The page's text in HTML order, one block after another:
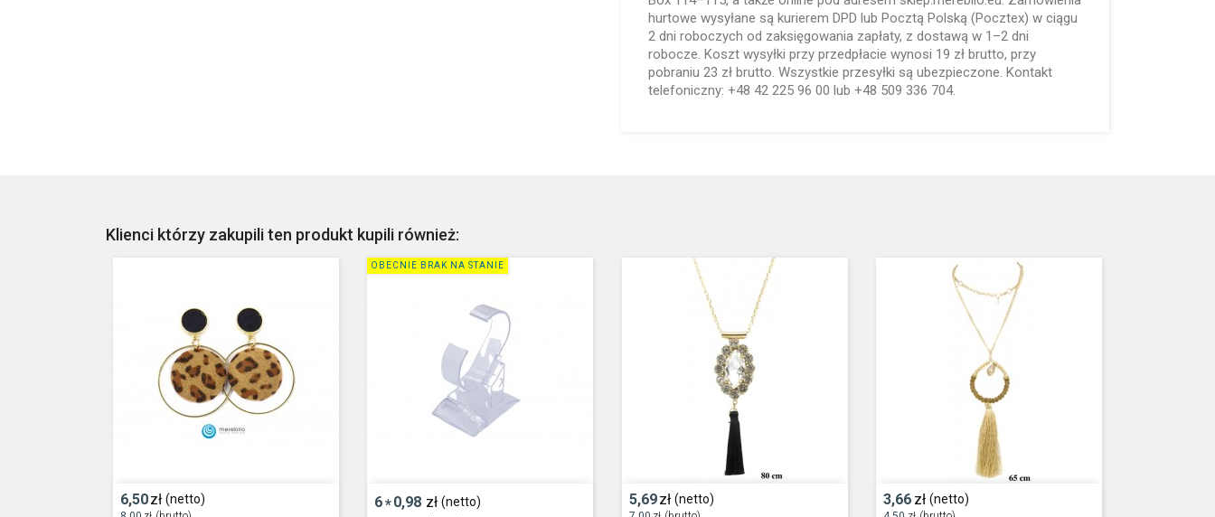
hurtowe wysyłane są kurierem DPD lub Pocztą Polską (Pocztex) w ciągu
2 dni roboczych od zaksięgowania zapłaty, z dostawą w 1–2 dni
robocze. Koszt wysyłki przy przedpłacie wynosi 19 zł brutto, przy
pobraniu 23 zł brutto. Wszystkie przesyłki są ubezpieczone. Kontakt
telefoniczny: +48 42 225 96 00 lub +48 509 336 704.
Klienci którzy zakupili ten produkt kupili również:
6,50zł (netto) 6*0,98 zł (netto)
OBECNIE BRAK NA STANIE
5,69zł (netto) 3,66 zł (netto)